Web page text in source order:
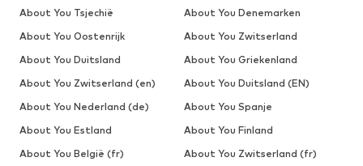
About You Tsjechië
About You Denemarken
About You Oostenrijk
About You Zwitserland
About You Duitsland
About You Griekenland
About You Zwitserland (en)
About You Duitsland (EN)
About You Nederland (de)
About You Spanje
About You Estland
About You Finland
About You België (fr)
About You Zwitserland (fr)